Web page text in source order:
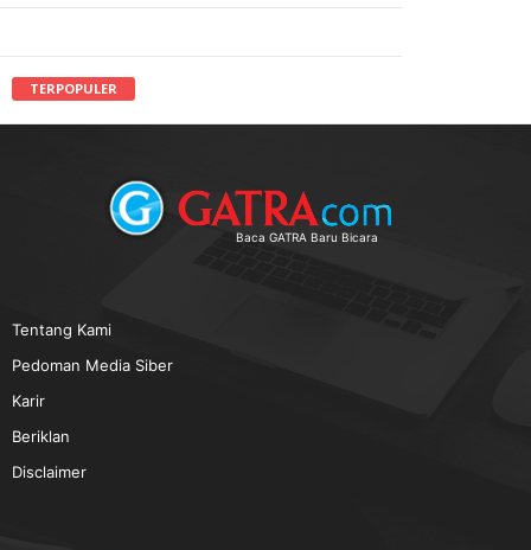
TERPOPULER
Baca GATRA Baru Bicara
Tentang Kami
Pedoman Media Siber
Karir
Beriklan
Disclaimer